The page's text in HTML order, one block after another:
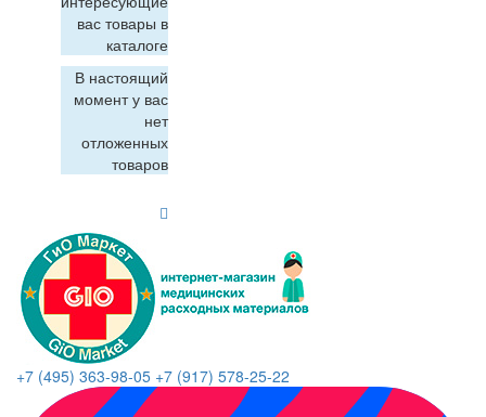
вас товары в
каталоге
В настоящий
момент у вас
нет
отложенных
товаров
+7 (495) 363-98-05 +7 (917) 578-25-22